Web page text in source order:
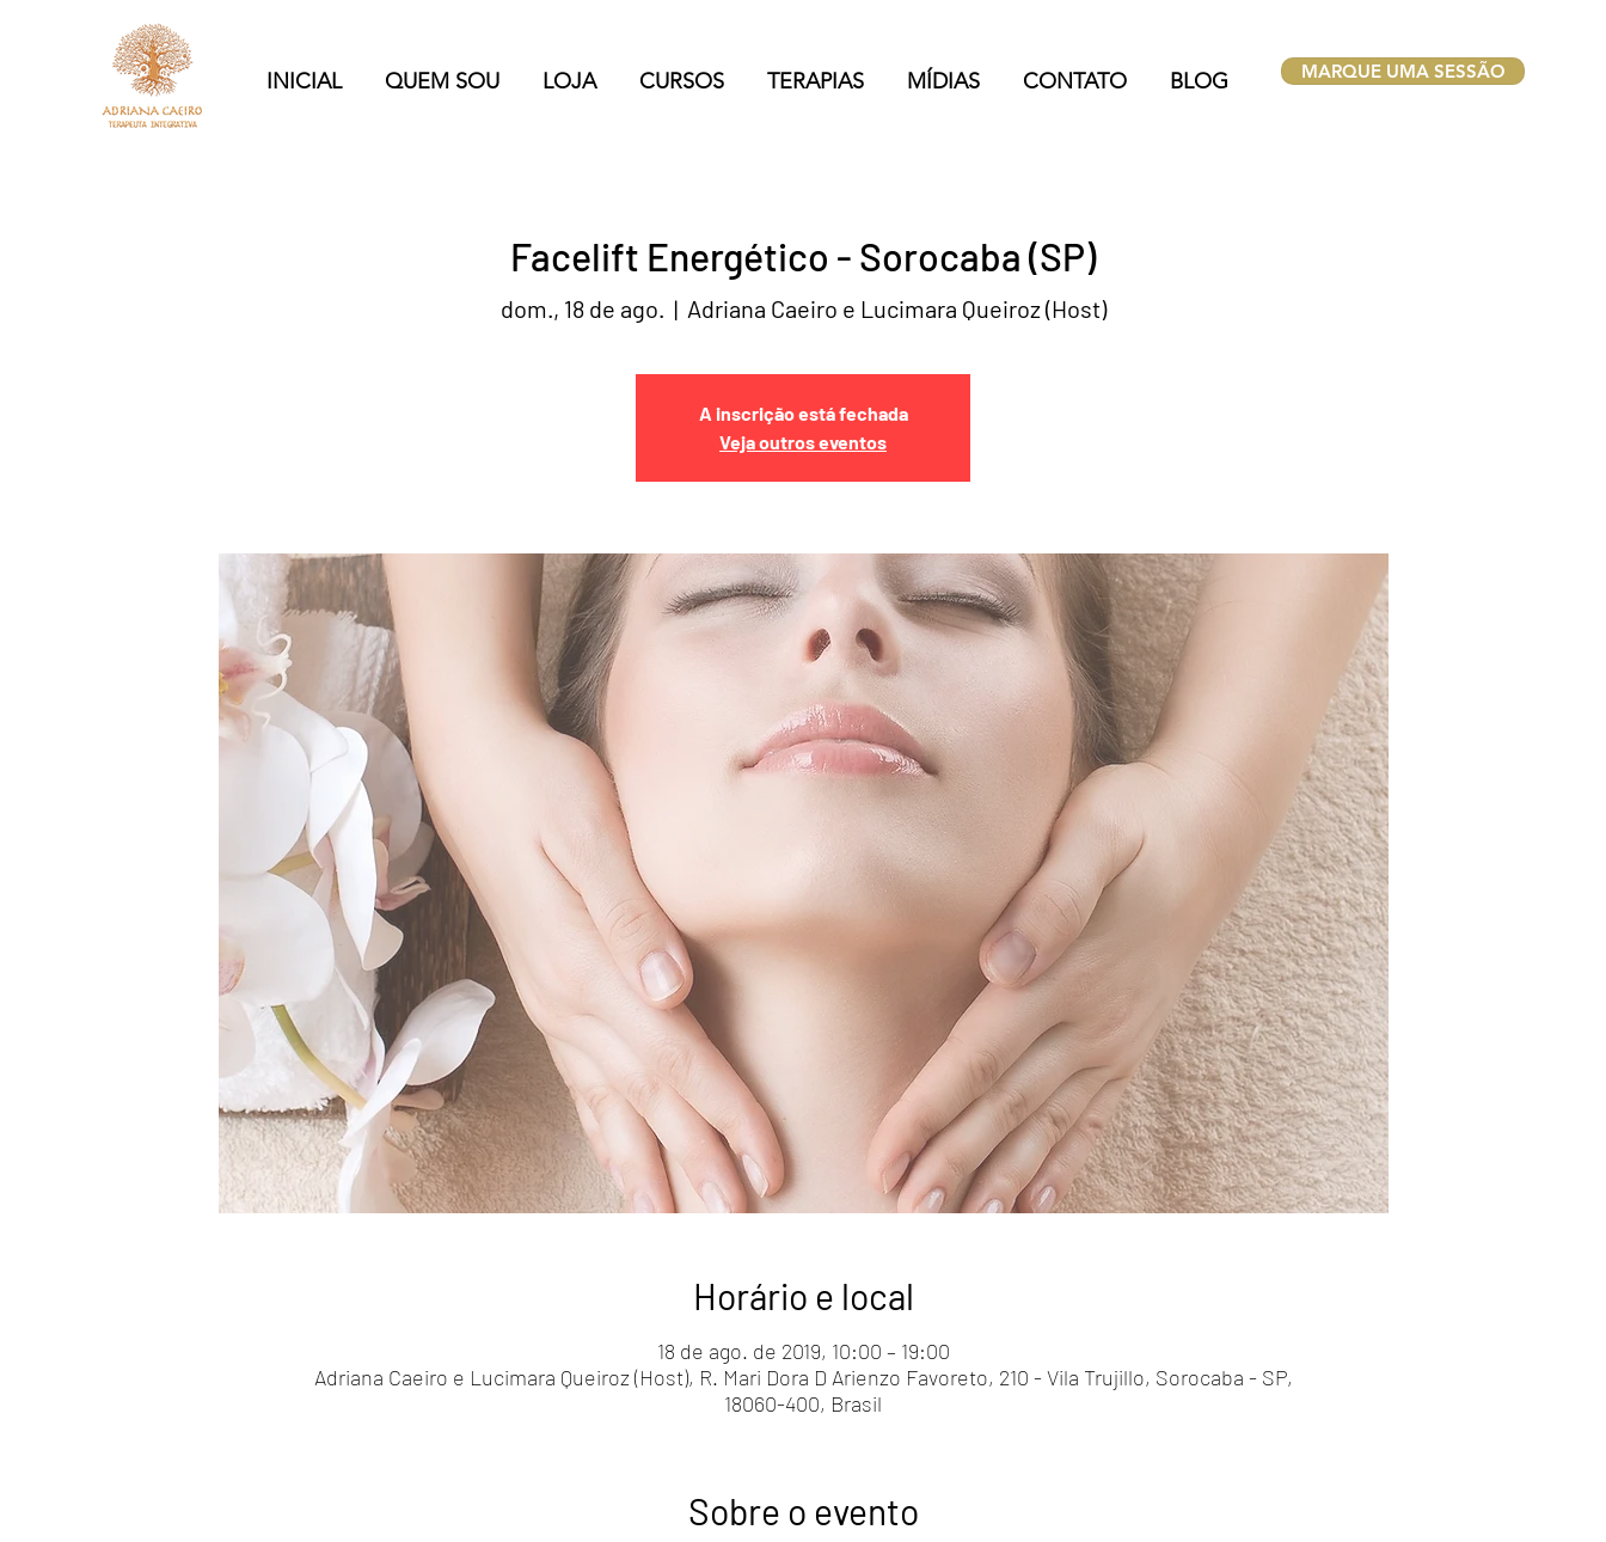
INICIAL QUEM SOU LOJA CURSOS TERAPIAS MÍDIAS CONTATO BLOG MARQUE UMA SESSÃO
Facelift Energético - Sorocaba (SP)
dom., 18 de ago.
  |
Adriana Caeiro e Lucimara Queiroz (Host)
A inscrição está fechada
Veja outros eventos
Horário e local
18 de ago. de 2019, 10:00 – 19:00
Adriana Caeiro e Lucimara Queiroz (Host), R. Mari Dora D Arienzo Favoreto, 210 - Vila Trujillo, Sorocaba - SP,
18060-400, Brasil
Sobre o evento